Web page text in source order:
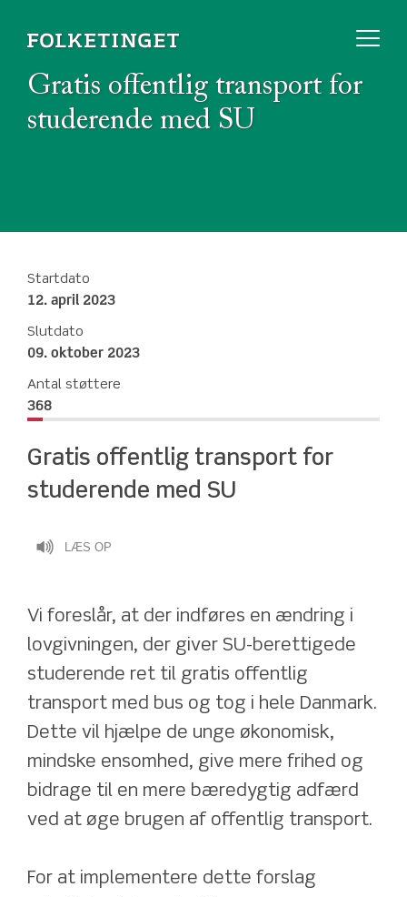
Gratis offentlig transport for
studerende med SU
Startdato
12. april 2023
Slutdato
09. oktober 2023
Antal støttere
368
Gratis offentlig transport for
studerende med SU
LÆS OP
Vi foreslår, at der indføres en ændring i
lovgivningen, der giver SU-berettigede
studerende ret til gratis offentlig
transport med bus og tog i hele Danmark.
Dette vil hjælpe de unge økonomisk,
mindske ensomhed, give mere frihed og
bidrage til en mere bæredygtig adfærd
ved at øge brugen af offentlig transport.
For at implementere dette forslag